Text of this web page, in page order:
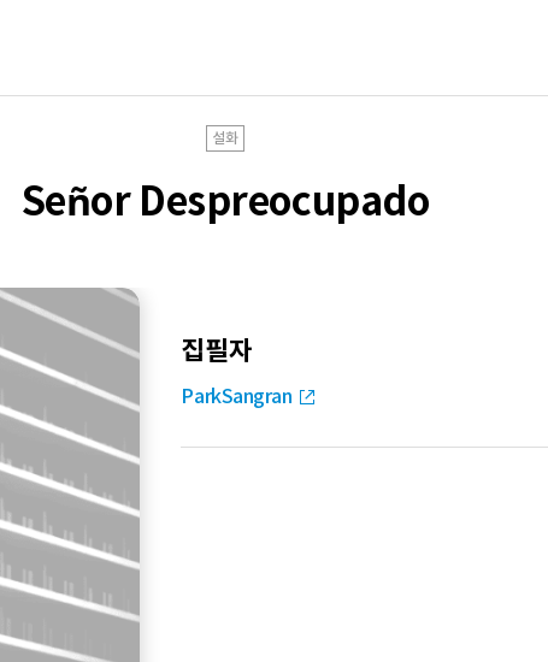
설화
Señor Despreocupado
집필자
ParkSangran